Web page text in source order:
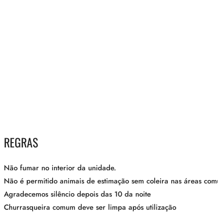
REGRAS
Não fumar no interior da unidade.
Não é permitido animais de estimação sem coleira nas áreas
Agradecemos silêncio depois das 10 da noite
Churrasqueira comum deve ser limpa após utilização